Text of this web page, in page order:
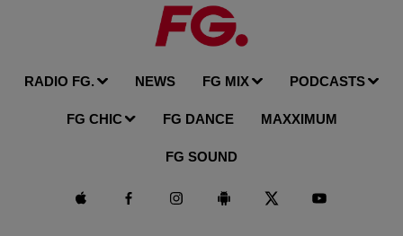
RADIO FG. NEWS FG MIX PODCASTS
FG CHIC FG DANCE MAXXIMUM
FG SOUND